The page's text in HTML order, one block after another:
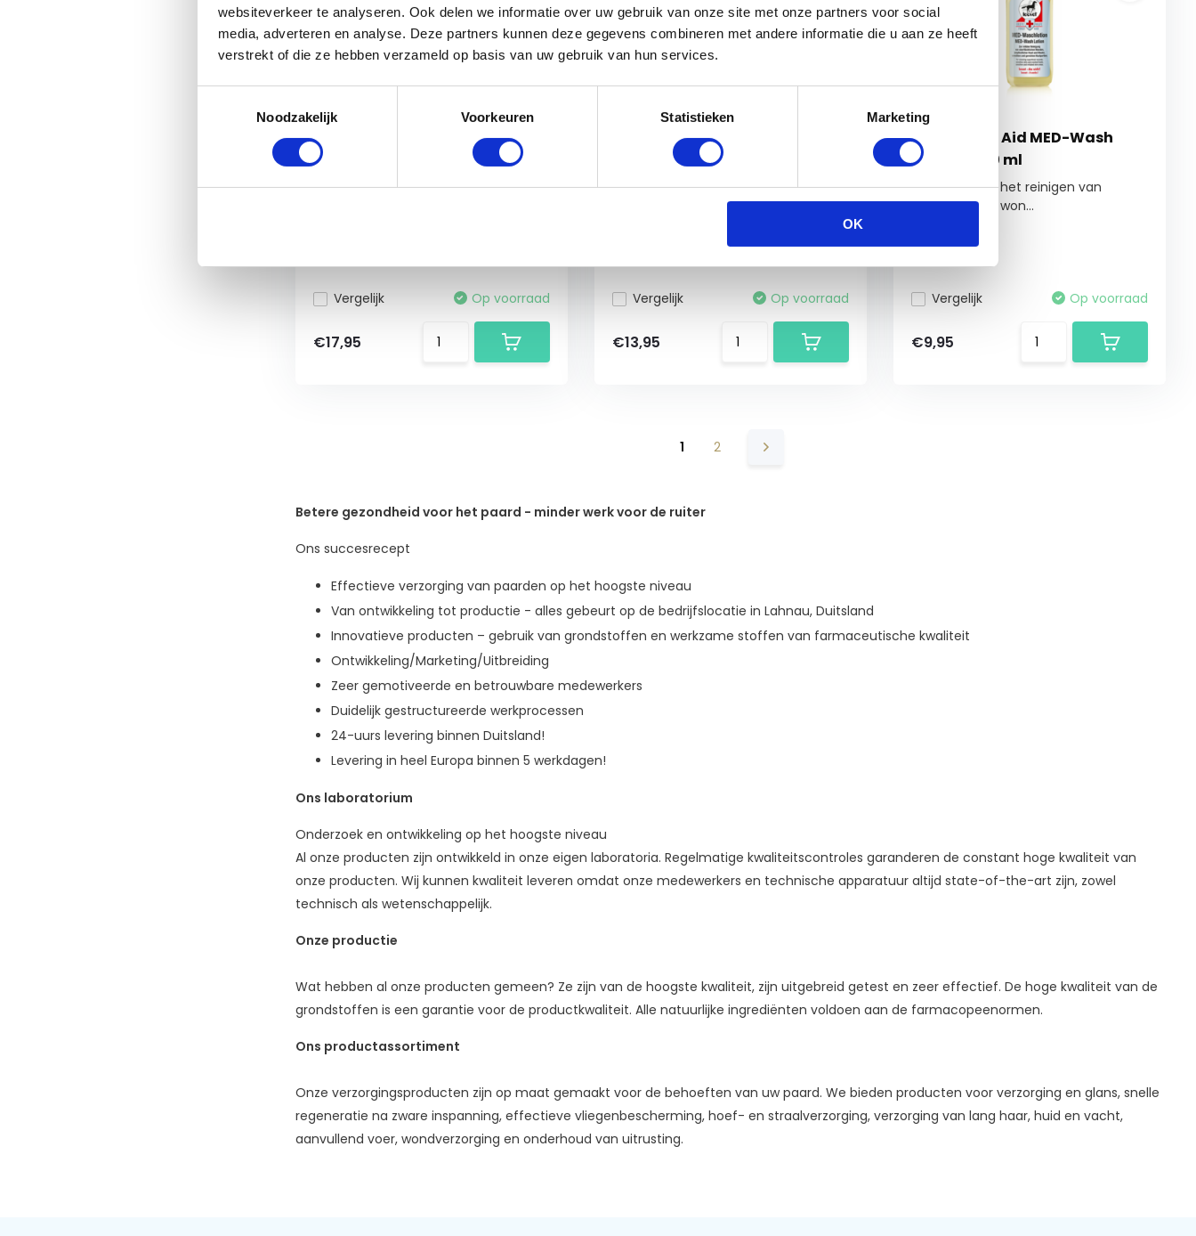
websiteverkeer te analyseren. Ook delen we informatie over uw gebruik van onze site met onze partners voor social
media, adverteren en analyse. Deze partners kunnen deze gegevens combineren met andere informatie die u aan ze heeft
verstrekt of die ze hebben verzameld op basis van uw gebruik van hun services.
Noodzakelijk
Voorkeuren Statistieken Marketing
OK
Leovet Power Detangler
Walnut - 550 ml
Power Detangler Walnut geeft een
Vergelijk Op voorraad
€17,95
Leovet SOS Skin Care Balm in
Case of Mites - 150 ml
Voor de voedende verzorging van
Vergelijk Op voorraad
€13,95
Leovet First Aid MED-Wash
Lotion - 250 ml
Geschikt voor het reinigen van
oppervlakkige won...
Vergelijk Op voorraad
€9,95
1 2
Betere gezondheid voor het paard - minder werk voor de ruiter
Ons succesrecept
Effectieve verzorging van paarden op het hoogste niveau
Van ontwikkeling tot productie - alles gebeurt op de bedrijfslocatie in Lahnau, Duitsland
Innovatieve producten – gebruik van grondstoffen en werkzame stoffen van farmaceutische kwaliteit
Ontwikkeling/Marketing/Uitbreiding
Zeer gemotiveerde en betrouwbare medewerkers
Duidelijk gestructureerde werkprocessen
24-uurs levering binnen Duitsland!
Levering in heel Europa binnen 5 werkdagen!
Ons laboratorium
Onderzoek en ontwikkeling op het hoogste niveau
Al onze producten zijn ontwikkeld in onze eigen laboratoria. Regelmatige kwaliteitscontroles garanderen de constant hoge kwaliteit van
onze producten. Wij kunnen kwaliteit leveren omdat onze medewerkers en technische apparatuur altijd state-of-the-art zijn, zowel
technisch als wetenschappelijk.
Onze productie
Wat hebben al onze producten gemeen? Ze zijn van de hoogste kwaliteit, zijn uitgebreid getest en zeer effectief. De hoge kwaliteit van de
grondstoffen is een garantie voor de productkwaliteit. Alle natuurlijke ingrediënten voldoen aan de farmacopeenormen.
Ons productassortiment
Onze verzorgingsproducten zijn op maat gemaakt voor de behoeften van uw paard. We bieden producten voor verzorging en glans, snelle
regeneratie na zware inspanning, effectieve vliegenbescherming, hoef- en straalverzorging, verzorging van lang haar, huid en vacht,
aanvullend voer, wondverzorging en onderhoud van uitrusting.